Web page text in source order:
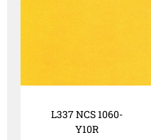
L337 NCS 1060-
Y10R